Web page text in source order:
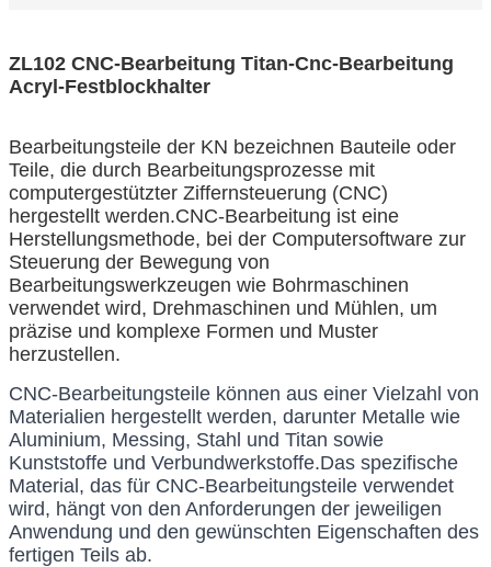
ZL102 CNC-Bearbeitung Titan-Cnc-Bearbeitung
Acryl-Festblockhalter
Bearbeitungsteile der KN bezeichnen Bauteile oder
Teile, die durch Bearbeitungsprozesse mit
computergestützter Ziffernsteuerung (CNC)
hergestellt werden.CNC-Bearbeitung ist eine
Herstellungsmethode, bei der Computersoftware zur
Steuerung der Bewegung von
Bearbeitungswerkzeugen wie Bohrmaschinen
verwendet wird, Drehmaschinen und Mühlen, um
präzise und komplexe Formen und Muster
herzustellen.
CNC-Bearbeitungsteile können aus einer Vielzahl von
Materialien hergestellt werden, darunter Metalle wie
Aluminium, Messing, Stahl und Titan sowie
Kunststoffe und Verbundwerkstoffe.Das spezifische
Material, das für CNC-Bearbeitungsteile verwendet
wird, hängt von den Anforderungen der jeweiligen
Anwendung und den gewünschten Eigenschaften des
fertigen Teils ab.